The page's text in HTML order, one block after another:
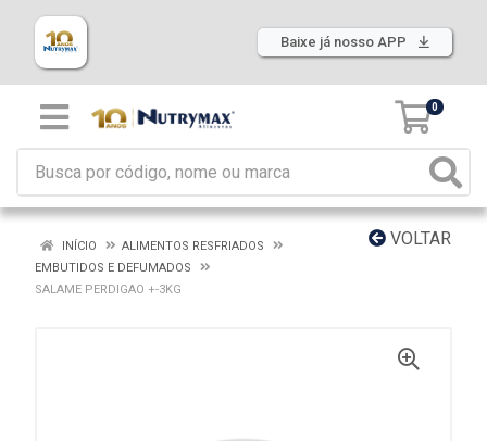
Baixe já nosso APP
0
VOLTAR
INÍCIO
ALIMENTOS RESFRIADOS
EMBUTIDOS E DEFUMADOS
SALAME PERDIGAO +-3KG